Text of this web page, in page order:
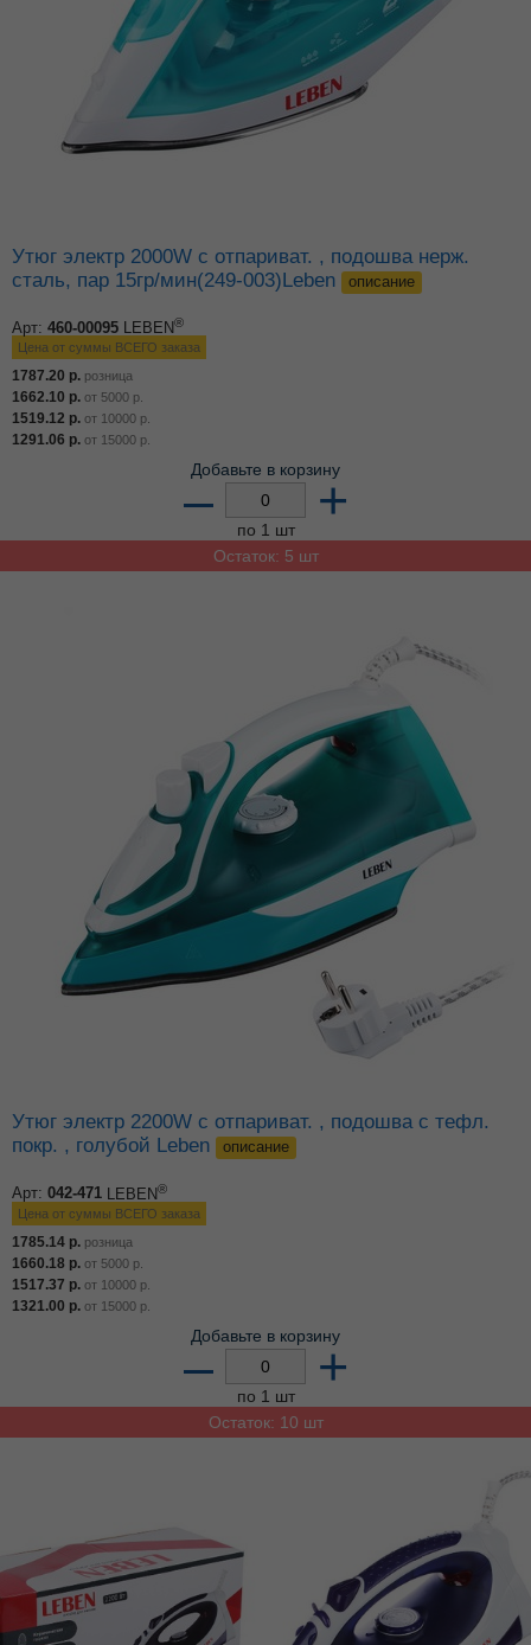
Утюг электр 2000W с отпариват. , подошва нерж.
сталь, пар 15гр/мин(249-003)Leben
описание
Арт: 460-00095 LEBEN®
Цена от суммы ВСЕГО заказа
1787.20 р. розница
1662.10 р. от 5000 р.
1519.12 р. от 10000 р.
1291.06 р. от 15000 р.
Добавьте в корзину
– +
по 1 шт
Остаток: 5 шт
Утюг электр 2200W с отпариват. , подошва с тефл.
покр. , голубой Leben
описание
Арт: 042-471 LEBEN®
Цена от суммы ВСЕГО заказа
1785.14 р. розница
1660.18 р. от 5000 р.
1517.37 р. от 10000 р.
1321.00 р. от 15000 р.
Добавьте в корзину
– +
по 1 шт
Остаток: 10 шт